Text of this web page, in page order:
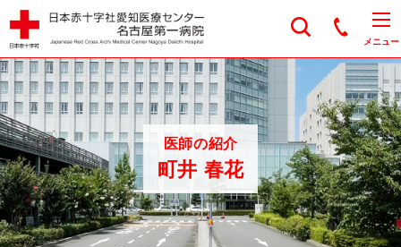
メニュー
医師の紹介
町井 春花